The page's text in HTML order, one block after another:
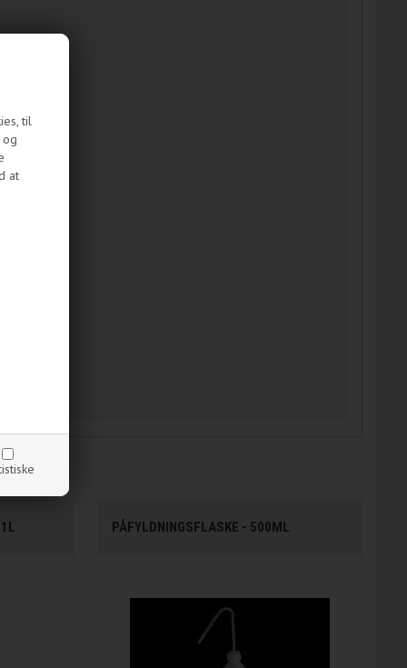
til
at
PÅFYLDNINGSFLASKE - 500ML